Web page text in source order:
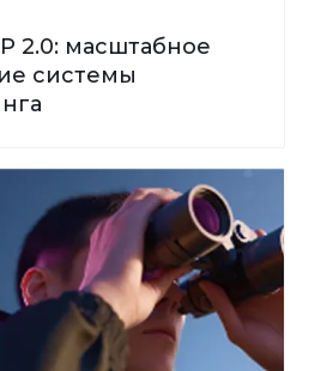
2.0: масштабное
системы